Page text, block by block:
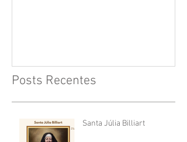
Posts Recentes
Santa Júlia Billiart